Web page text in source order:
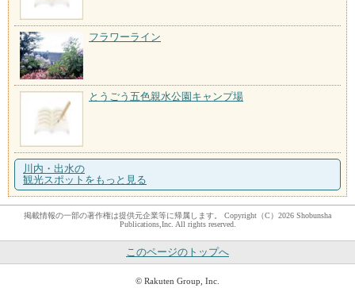
フラワーライン
とうごう五色親水公園キャンプ場
川内・出水の
観光スポットをもっと見る
掲載情報の一部の著作権は提供元企業等に帰属します。 Copyright（C）2026 Shobunsha
Publications,Inc. All rights reserved.
このページのトップへ
© Rakuten Group, Inc.